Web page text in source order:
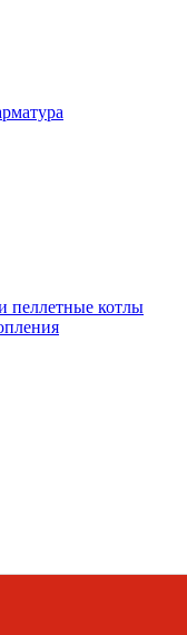
пеллетные котлы